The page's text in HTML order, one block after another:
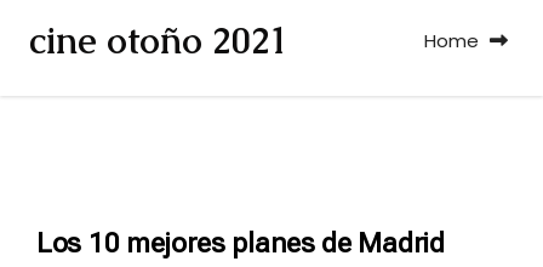
cine otoño 2021 Home
Los 10 mejores planes de Madrid